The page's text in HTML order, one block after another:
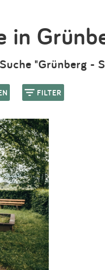
in
"Grünberg -
FILTER